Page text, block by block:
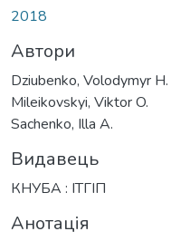
2018
Автори
Dziubenko, Volodymyr H.
Mileikovskyi, Viktor O.
Sachenko, Illa A.
Видавець
КНУБА : ІТГІП
Анотація